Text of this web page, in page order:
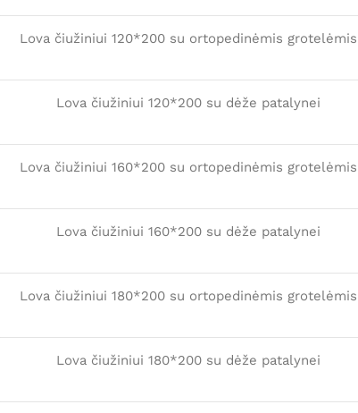
Lova čiužiniui 120*200 su ortopedinėmis grotelėmis
Lova čiužiniui 120*200 su dėže patalynei
Lova čiužiniui 160*200 su ortopedinėmis grotelėmis
Lova čiužiniui 160*200 su dėže patalynei
Lova čiužiniui 180*200 su ortopedinėmis grotelėmis
Lova čiužiniui 180*200 su dėže patalynei